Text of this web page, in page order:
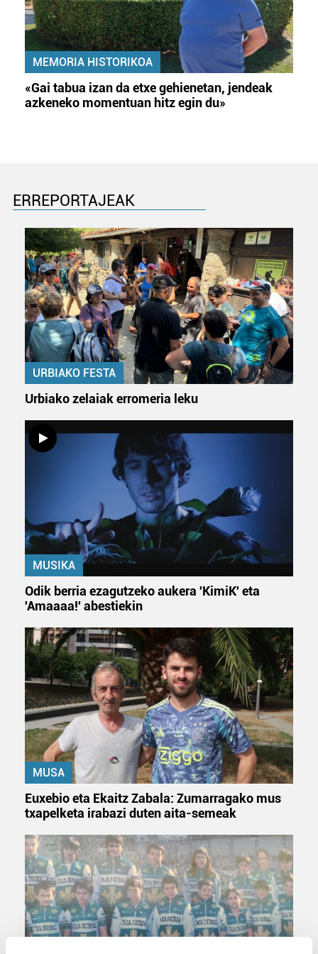
MEMORIA HISTORIKOA
«Gai tabua izan da etxe gehienetan, jendeak
azkeneko momentuan hitz egin du»
ERREPORTAJEAK
URBIAKO FESTA
Urbiako zelaiak erromeria leku
MUSIKA
Odik berria ezagutzeko aukera 'KimiK' eta
'Amaaaa!' abestiekin
MUSA
Euxebio eta Ekaitz Zabala: Zumarragako mus
txapelketa irabazi duten aita-semeak